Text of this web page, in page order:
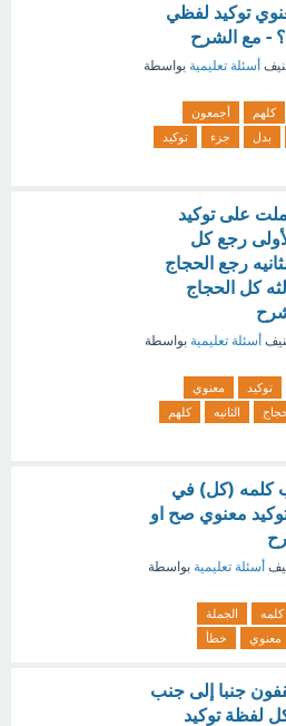
توكيد لفظي
- مع الشرح
أسئلة تعليمية بواسطة
كلهم
أجمعون
بدل جزء
توكيد
على توكيد
رجع كل
رجع الحجاج
كل الحجاج
أسئلة تعليمية بواسطة
توكيد
معنوي
الثانيه
كلهم
كلمه (كل) في
معنوي صح او
أسئلة تعليمية بواسطة
كلمه
الجملة
معنوي خطأ
جنبا إلى جنب
لفظة توكيد